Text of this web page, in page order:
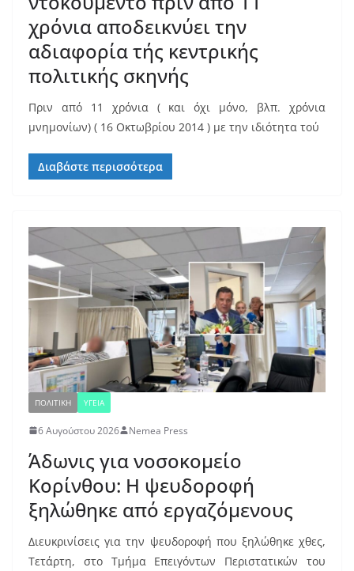
χρόνια αποδεικνύει την
αδιαφορία τής κεντρικής
πολιτικής σκηνής
Πριν από 11 χρόνια ( και όχι μόνο, βλπ. χρόνια
μνημονίων) ( 16 Οκτωβρίου 2014 ) με την ιδιότητα τού
Διαβάστε περισσότερα
ΠΟΛΙΤΙΚΗ ΥΓΕΙΑ
6 Αυγούστου 2026 Nemea Press
Άδωνις για νοσοκομείο
Κορίνθου: Η ψευδοροφή
ξηλώθηκε από εργαζόμενους
Διευκρινίσεις για την ψευδοροφή που ξηλώθηκε χθες,
Τετάρτη, στο Τμήμα Επειγόντων Περιστατικών του